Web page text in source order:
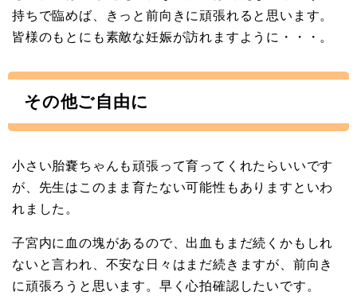
持ちで臨めば、きっと前向きに頑張れると思います。
皆様のもとにも素敵な妊娠が訪れますように・・・。
その他ご自由に
小さい胎嚢ちゃんも頑張って育ってくれたらいいです
が、先生はこのまま育たない可能性もありますといわ
れました。
子宮内に血の塊があるので、出血もまだ続くかもしれ
ないと言われ、不安な日々はまだ続きますが、前向き
に頑張ろうと思います。早く心拍確認したいです。